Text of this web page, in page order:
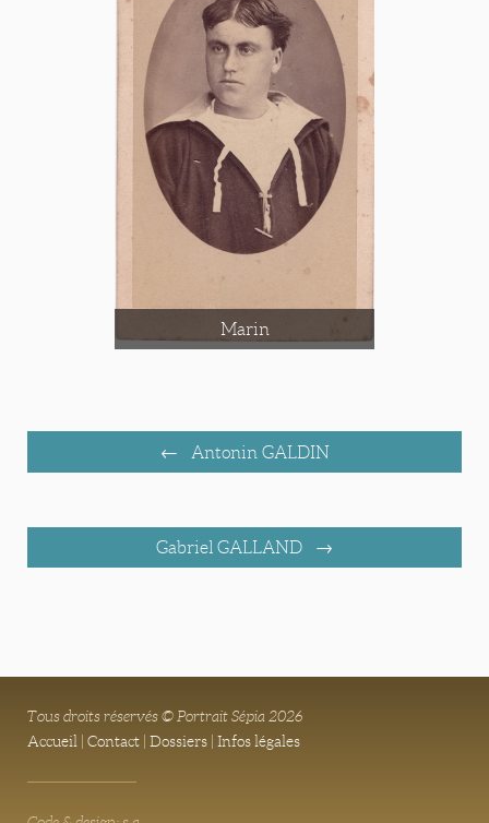
Marin
Antonin GALDIN
Gabriel GALLAND
Tous droits réservés © Portrait Sépia 2026
Accueil Contact Dossiers Infos légales